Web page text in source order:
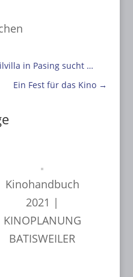
in Pasing sucht …
Ein Fest für das Kino →
Kinohandbuch
2021 |
KINOPLANUNG
BATISWEILER